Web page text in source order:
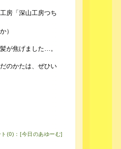
房「深山工房つち
）
が焦げました…。
のかたは、ぜひい
ト(0) ：[今日のあゆーむ]